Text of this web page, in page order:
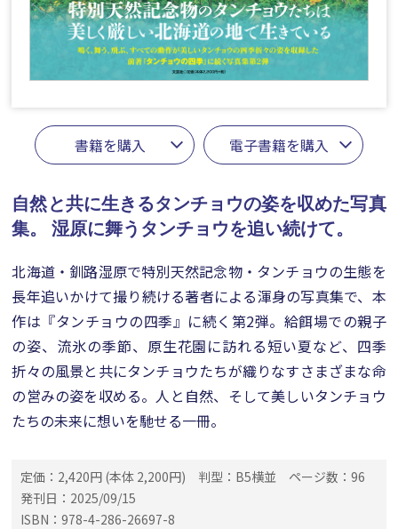
書籍を購入 電子書籍を購入
自然と共に生きるタンチョウの姿を収めた写真
集。
湿原に舞うタンチョウを追い続けて。
北海道・釧路湿原で特別天然記念物・タンチョウの生態を
長年追いかけて撮り続ける著者による渾身の写真集で、本
作は『タンチョウの四季』に続く第2弾。給餌場での親子
の姿、流氷の季節、原生花園に訪れる短い夏など、四季
折々の風景と共にタンチョウたちが織りなすさまざまな命
の営みの姿を収める。人と自然、そして美しいタンチョウ
たちの未来に想いを馳せる一冊。
定価：2,420円 (本体 2,200円) 判型：B5横並
ページ数：96
発刊日：2025/09/15
ISBN：978-4-286-26697-8